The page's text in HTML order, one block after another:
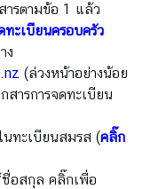
ารตามข้อ 1 แล้ว
ทะเบียนครอบครัว
ง
(ล่วงหน้าอย่างน้อย
สารการจดทะเบียน
ทะเบียนสมรส (คลิ๊ก
อสกุล คลิ๊กเพื่อ